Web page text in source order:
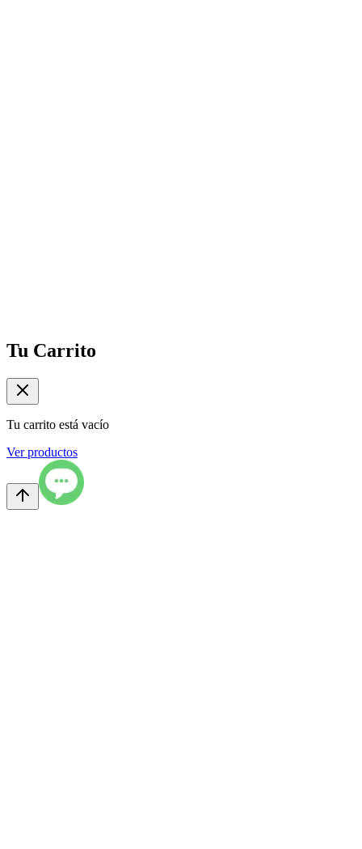
Tu Carrito
Tu carrito está vacío
Ver productos